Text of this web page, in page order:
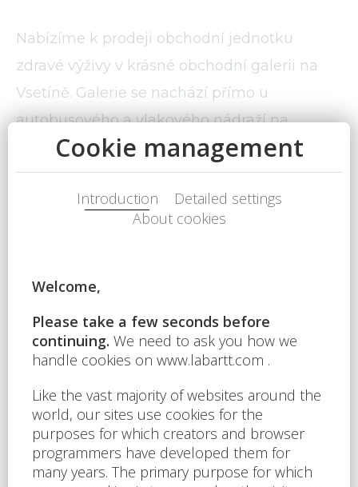
Nabízíme k prodeji obchodní jednotku
zdravé výživy v krásné obchodní galerii na
Vsetíně. Galerie se nachází přímo u
autobusového a vlakového nádraží na
Vsetíně. Obchodní jednotka je hned v
přízemí galerie u vstupu do galerie.
Obchodní jednotka je prodejná včetně
vybavení a skladu.
Usable area [m2] 67
Energy efficiency
rating
B - Economical